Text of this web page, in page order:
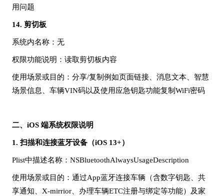
用问题
14. 剪切板
系统内名称：无
权限功能说明 ：读取剪切板内容
使用场景或目的 ：分享/复制例如页面链接、消息文本、智慧
场景信息、车辆VIN码以及使用应急钥匙功能复制WiFi密码
二、 iOS 端系统权限说明
1.扫描和连接蓝牙设备（iOS 13+）
Plist中描述名称：NSBluetoothAlwaysUsageDescription
使用场景或目的：通过App蓝牙连接车辆（含数字钥匙、共
享通知、X-mirrior、办理车辆ETC注册与绑定等功能）及家